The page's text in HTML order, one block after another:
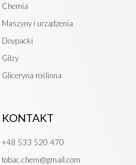
Chemia
Maszyny i urządzenia
Doypacki
Gilzy
Gliceryna roślinna
KONTAKT
+48 533 520 470
tobac.chem@gmail.com